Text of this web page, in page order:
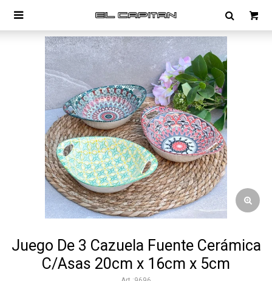

Juego De 3 Cazuela Fuente Cerámica
C/Asas 20cm x 16cm x 5cm